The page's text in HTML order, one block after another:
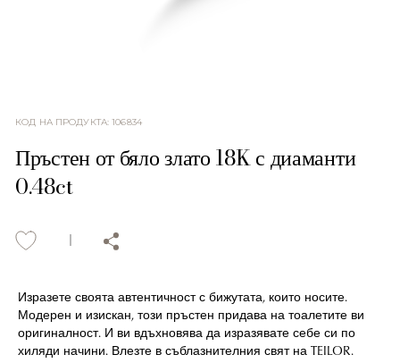
КОД НА ПРОДУКТА:106834
Пръстен от бяло злато 18K с диаманти
0.48ct
Изразете своята автентичност с бижутата, които носите.
Модерен и изискан, този пръстен придава на тоалетите ви
оригиналност. И ви вдъхновява да изразявате себе си по
хиляди начини. Влезте в съблазнителния свят на TEILOR.